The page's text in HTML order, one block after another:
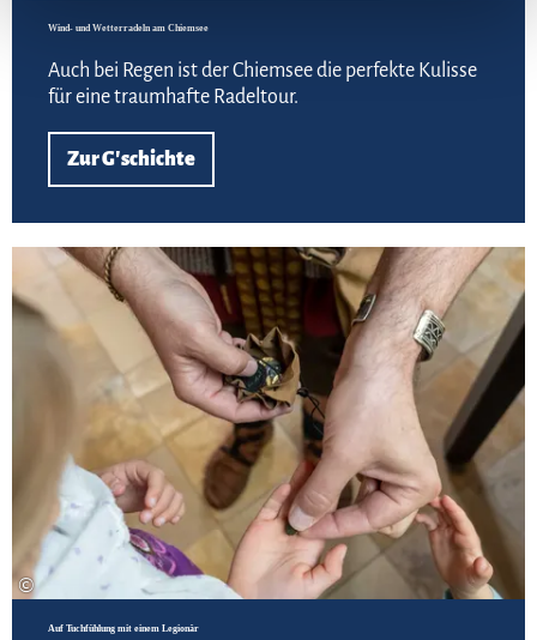
Wind- und Wetterradeln am Chiemsee
Auch bei Regen ist der Chiemsee die perfekte Kulisse
für eine traumhafte Radeltour.
Zur G'schichte
©
Auf Tuchfühlung mit einem Legionär